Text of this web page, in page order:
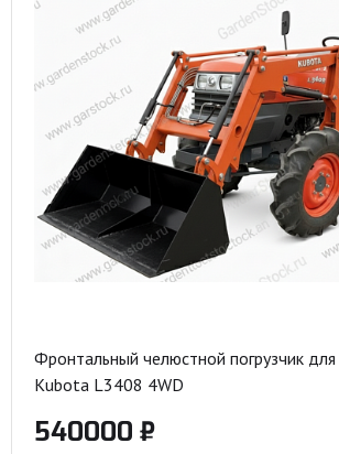
Фронтальный челюстной погрузчик
Kubota L3408 4WD
540000 ₽